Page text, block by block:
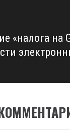
«налога на